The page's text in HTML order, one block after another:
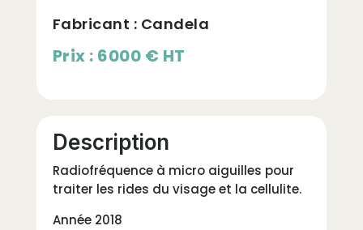
Fabricant : Candela
Prix : 6000 € HT
Description
Radiofréquence à micro aiguilles pour
traiter les rides du visage et la cellulite.
Année 2018